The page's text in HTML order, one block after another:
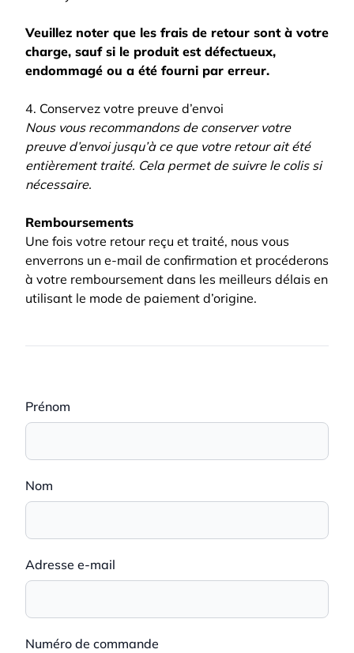
Veuillez noter que les frais de retour sont à votre
charge, sauf si le produit est défectueux,
endommagé ou a été fourni par erreur.
4. Conservez votre preuve d’envoi
Nous vous recommandons de conserver votre
preuve d’envoi jusqu’à ce que votre retour ait été
entièrement traité. Cela permet de suivre le colis si
nécessaire.
Remboursements
Une fois votre retour reçu et traité, nous vous
enverrons un e-mail de confirmation et procéderons
à votre remboursement dans les meilleurs délais en
utilisant le mode de paiement d’origine.
Prénom
Nom
Adresse e-mail
Numéro de commande